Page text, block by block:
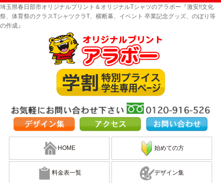
埼玉県春日部市オリジナルプリント＆オリジナルTシャツのアラボー『激安!!文化
祭、体育祭のクラスTシャツクラT、横断幕、イベント 卒業記念グッズ、のぼり等
の作成』
HOME 始めての方
料金表一覧 デザイン集